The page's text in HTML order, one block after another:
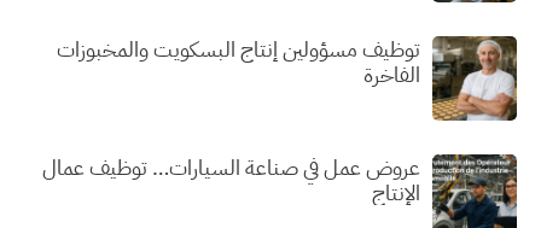
توظيف مسؤولين إنتاج البسكويت والمخبوزات
الفاخرة
عروض عمل في صناعة السيارات… توظيف عمال
الإنتاج